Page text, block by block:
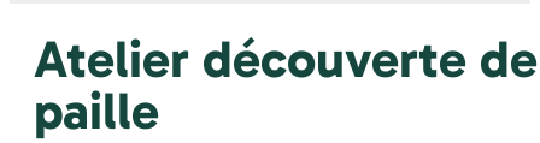
Atelier découverte
paille